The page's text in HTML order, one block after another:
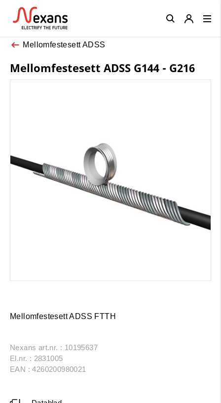
Mellomfestesett ADSS
Mellomfestesett ADSS G144 - G216
Mellomfestesett ADSS FTTH
Nexans art.nr. : 10195637
El.nr. : 2831005
EAN : 4260200980021
Close